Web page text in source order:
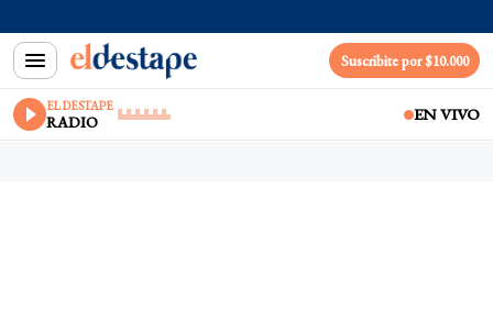
Suscribite por $10.000
EL DESTAPE
RADIO EN VIVO